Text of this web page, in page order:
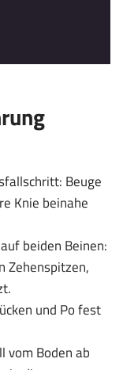
Beuge
Knie beinahe
beiden Beinen:
Zehenspitzen,
und Po fest
vom Boden ab